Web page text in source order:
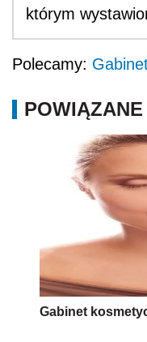
którym
Polecamy:
POWIĄZANE
Gabinet